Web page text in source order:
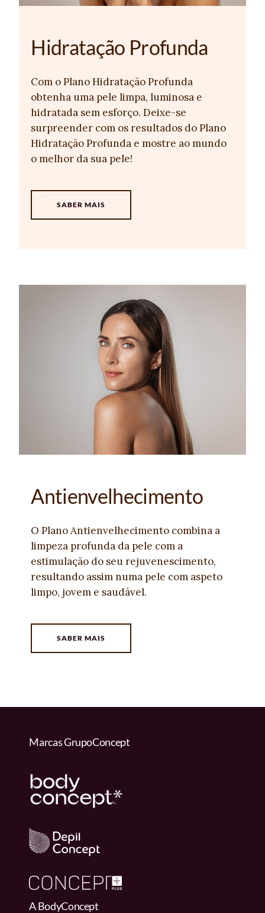
Hidratação Profunda
Com o Plano Hidratação Profunda
obtenha uma pele limpa, luminosa e
hidratada sem esforço. Deixe-se
surpreender com os resultados do Plano
Hidratação Profunda e mostre ao mundo
o melhor da sua pele!
SABER MAIS
Antienvelhecimento
O Plano Antienvelhecimento combina a
limpeza profunda da pele com a
estimulação do seu rejuvenescimento,
resultando assim numa pele com aspeto
limpo, jovem e saudável.
SABER MAIS
Marcas GrupoConcept
A BodyConcept